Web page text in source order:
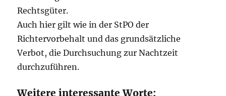
Rechtsgüter.
Auch hier gilt wie in der StPO der
Richtervorbehalt und das grundsätzliche
Verbot, die Durchsuchung zur Nachtzeit
durchzuführen.
Weitere interessante Worte: